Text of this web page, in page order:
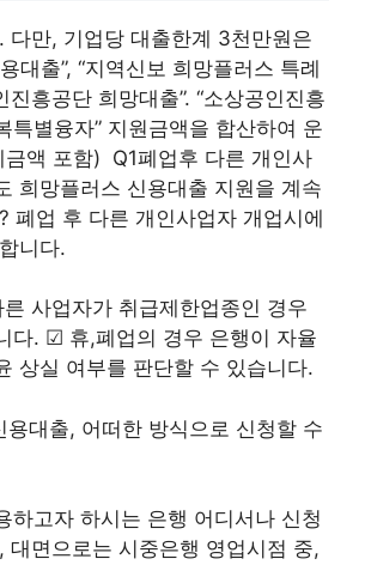
다만, 기업당 대출한계 3천만원은
대출”, “지역신보 희망플러스 특례
진흥공단 희망대출”. “소상공인진흥
특별융자” 지원금액을 합산하여 운
액 포함) ​ Q1폐업후 다른 개인사
희망플러스 신용대출 지원을 계속
폐업 후 다른 개인사업자 개업시에
니다.
사업자가 취급제한업종인 경우
다. ☑ 휴,폐업의 경우 은행이 자율
상실 여부를 판단할 수 있습니다.
용대출, 어떠한 방식으로 신청할 수
하고자 하시는 은행 어디서나 신청
대면으로는 시중은행 영업시점 중,